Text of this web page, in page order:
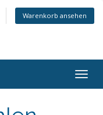
Warenkorb ansehen